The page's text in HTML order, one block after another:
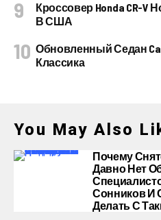
Кроссовер Honda CR-V
В США
Обновленный Седан
Классика
You May Also
Почему
Давно Нет
Сонников И
Делать С